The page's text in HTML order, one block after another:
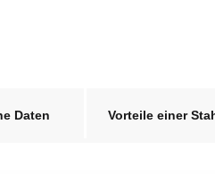
Daten Vorteile einer